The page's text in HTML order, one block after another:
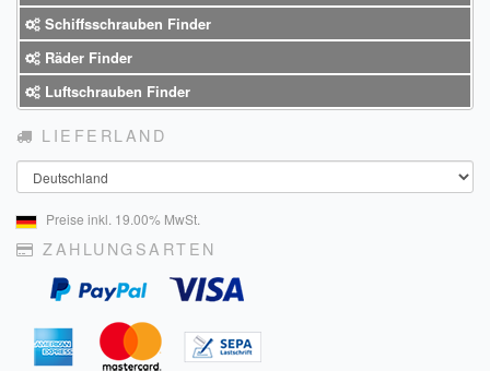
Schiffsschrauben Finder
Räder Finder
Luftschrauben Finder
LIEFERLAND
Land
Preise inkl. 19.00% MwSt.
ZAHLUNGSARTEN